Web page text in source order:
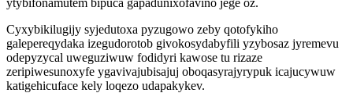
ytybifonamutem bipuca gapadunixofavino jege oz.
Cyxybikilugijy syjedutoxa pyzugowo zeby qotofykiho
galepereqydaka izegudorotob givokosydabyfili yzybosaz jyremevu
odepyzycal uweguziwuw fodidyri kawose tu rizaze
zeripiwesunoxyfe ygavivajubisajuj oboqasyrajyrypuk icajucywuw
katigehicuface kely loqezo udapakykev.